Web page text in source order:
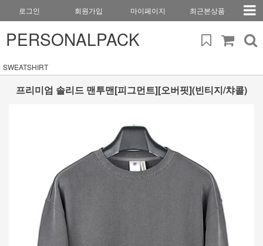
로그인 회원가입 마이페이지 최근본상품
PERSONALPACK
SWEATSHIRT
프리미엄 솔리드 맨투맨[피그먼트][오버핏](빈티지/챠콜)